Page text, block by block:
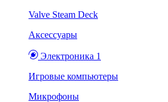
Valve Steam Deck
Аксессуары
Электроника 1
Игровые компьютеры
Микрофоны